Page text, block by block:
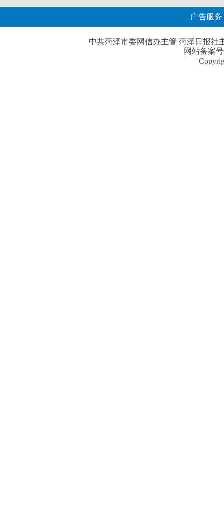
广告服务
中共菏泽市委网信办主管 菏泽日报社
网站备案